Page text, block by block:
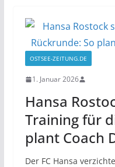
OSTSEE-ZEITUNG.DE
1. Januar 2026
Hansa
Training für
plant Coach
Der FC Hansa